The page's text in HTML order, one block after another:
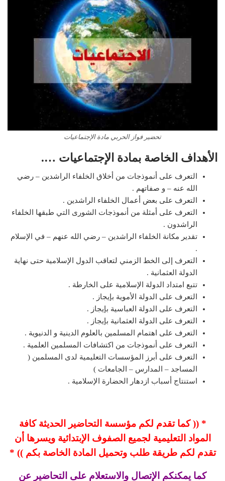
تحضير فواز الحربي مادة الإجتماعيات
الأهداف الخاصة بمادة الإجتماعيات ….
التعرف على أنموذجات من أخلاق الخلفاء الراشدين – رضي
الله عنه – و صفاتهم .
التعرف على بعض أعمال الخلفاء الراشدين .
التعرف على أمثلة من أنموذجات الشورى التي طبقها الخلفاء
الراشدون .
تقدير مكانة الخلفاء الراشدين – رضي الله عنهم – في الإسلام
.
التعرف إلى الخط الزمني لتعاقب الدول الإسلامية حتى نهاية
الدولة العثمانية .
تتبع امتداد الدولة الإسلامية على الخارطة .
التعرف على الدولة الأموية بإيجاز .
التعرف على الدولة العباسية بإيجاز .
التعرف على الدولة العثمانية بإيجاز .
التعرف على اهتمام المسلمين بالعلوم الدينية و الدنيوية .
التعرف على أنموذجات من اكتشافات المسلمين العلمية .
التعرف على أبرز المؤسسات التعليمية لدى المسلمين (
المساجد – المدارس – الجامعات )
استنتاج أسباب ازدهار الحضارة الإسلامية .
* (( كما تقدم لكم مؤسسة التحاضير الحديثة كافة
المواد التعليمية لجميع الصفوف الإبتدائية ويسرها أن
تقدم لكم طريقة طلب وتحميل المادة الخاصة بكم )) *
كما يمكنكم الإتصال والاستعلام على التحاضير عن